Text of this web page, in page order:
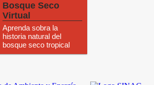
Bosque Seco
Virtual
Aprenda sobra la
historia natural del
bosque seco tropical